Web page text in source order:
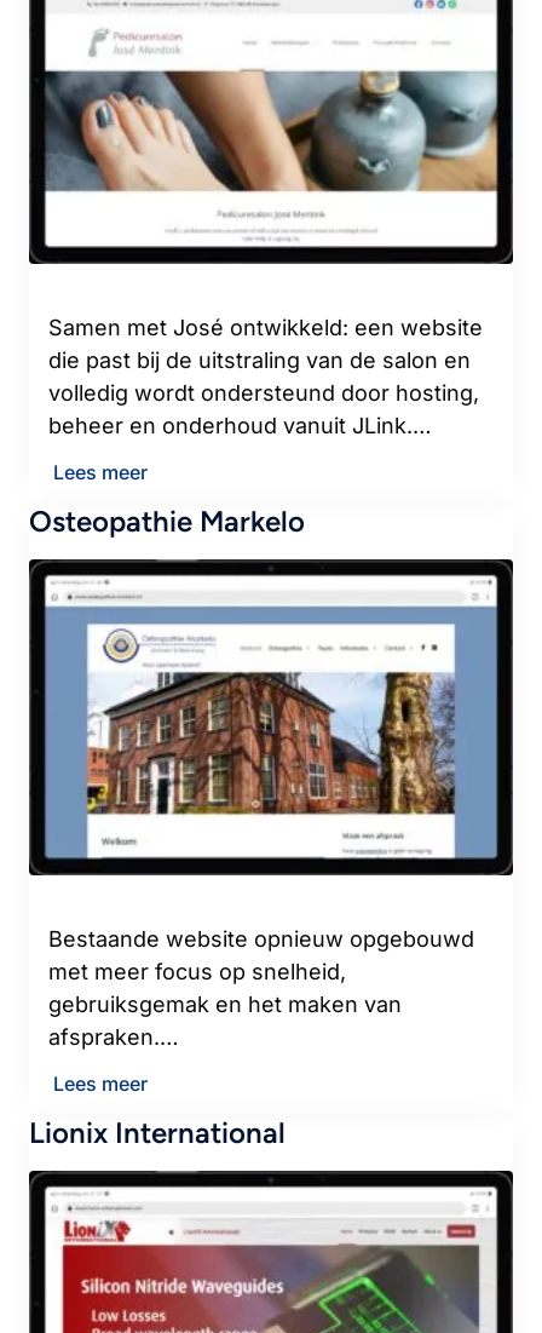
Samen met José ontwikkeld: een website
die past bij de uitstraling van de salon en
volledig wordt ondersteund door hosting,
beheer en onderhoud vanuit JLink.…
Lees meer
Osteopathie Markelo
Bestaande website opnieuw opgebouwd
met meer focus op snelheid,
gebruiksgemak en het maken van
afspraken.…
Lees meer
Lionix International